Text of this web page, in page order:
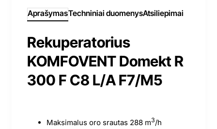
AprašymasTechniniai duomenysAtsiliepimai
Rekuperatorius
KOMFOVENT Domekt R
300 F C8 L/A F7/M5
Maksimalus oro srautas 288 m3/h